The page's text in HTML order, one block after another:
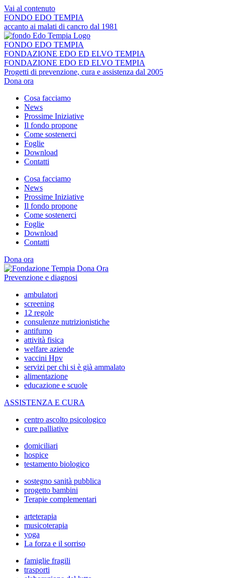
Vai al contenuto
FONDO EDO TEMPIA
accanto ai malati di cancro dal 1981
FONDO EDO TEMPIA
FONDAZIONE EDO ED ELVO TEMPIA
FONDAZIONE EDO ED ELVO TEMPIA
Progetti di prevenzione, cura e assistenza dal 2005
Dona ora
Cosa facciamo
News
Prossime Iniziative
Il fondo propone
Come sostenerci
Foglie
Download
Contatti
Cosa facciamo
News
Prossime Iniziative
Il fondo propone
Come sostenerci
Foglie
Download
Contatti
Dona ora
Prevenzione e diagnosi
ambulatori
screening
12 regole
consulenze nutrizionistiche
antifumo
attività fisica
welfare aziende
vaccini Hpv
servizi per chi si è già ammalato
alimentazione
educazione e scuole
ASSISTENZA E CURA
centro ascolto psicologico
cure palliative
domiciliari
hospice
testamento biologico
sostegno sanità pubblica
progetto bambini
Terapie complementari
arteterapia
musicoterapia
yoga
La forza e il sorriso
famiglie fragili
trasporti